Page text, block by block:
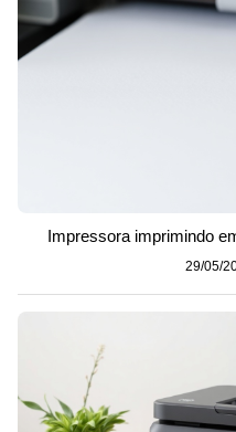
Impressora imprimindo
29/05/